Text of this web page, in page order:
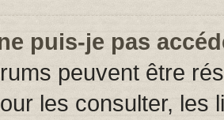
puis-je pas
peuvent être
les consulter, les